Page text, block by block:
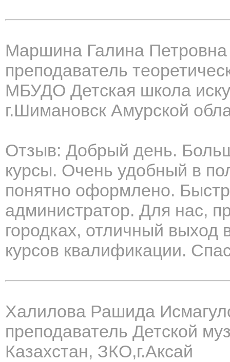
Маршина Галина Петровна
преподаватель
МБУДО Детская школа
г.Шимановск Амурской
Отзыв: Добрый день.
курсы. Очень удобный в
понятно оформлено.
администратор. Для нас,
городках, отличный выход
курсов квалификации.
Халилова Рашида
преподаватель Детской
Казахстан, ЗКО,г.Аксай